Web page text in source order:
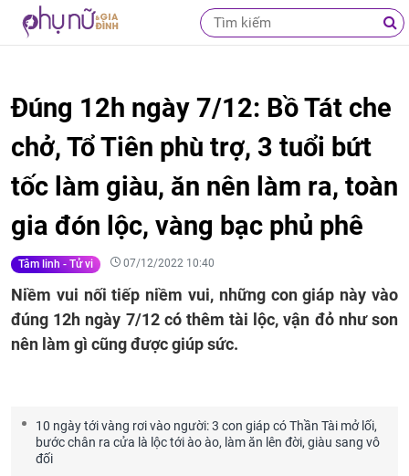
Đúng 12h ngày 7/12: Bồ Tát che
chở, Tổ Tiên phù trợ, 3 tuổi bứt
tốc làm giàu, ăn nên làm ra, toàn
gia đón lộc, vàng bạc phủ phê
Tâm linh - Tử vi 07/12/2022 10:40
Niềm vui nối tiếp niềm vui, những con giáp này vào
đúng 12h ngày 7/12 có thêm tài lộc, vận đỏ như son
nên làm gì cũng được giúp sức.
10 ngày tới vàng rơi vào người: 3 con giáp có Thần Tài mở lối,
bước chân ra cửa là lộc tới ào ào, làm ăn lên đời, giàu sang vô
đối